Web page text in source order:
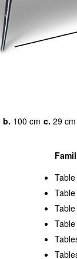
b. 100 cm c. 29 cm